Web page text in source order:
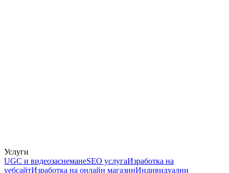
Услуги
UGC и видеозаснеманеSEO услугаИзработка на
уебсайтИзработка на онлайн магазинИндивидуални